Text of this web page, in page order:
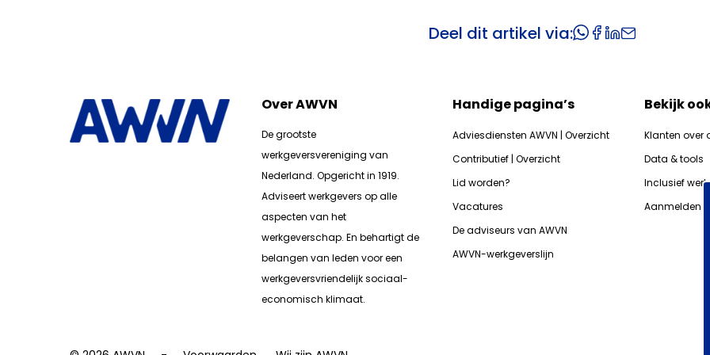
Deel dit artikel via:
Over AWVN
De grootste
werkgeversvereniging van
Nederland. Opgericht in 1919.
Adviseert werkgevers op alle
aspecten van het
werkgeverschap. En behartigt de
belangen van leden voor een
werkgeversvriendelijk sociaal-
economisch klimaat.
Handige pagina’s
Adviesdiensten AWVN | Overzicht
Contributief | Overzicht
Lid worden?
Vacatures
De adviseurs van AWVN
AWVN-werkgeverslijn
Bekijk
Klanten over
Data & tools
Inclusief
Aanmelden